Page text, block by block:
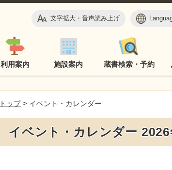
文字拡大・音声読み上げ
利用案内 施設案内 蔵書検索・予約
トップ> イベント・カレンダー
イベント・カレンダー 2026